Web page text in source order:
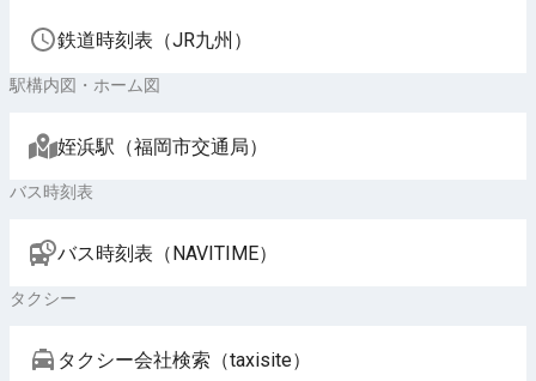
鉄道時刻表（JR九州）
駅構内図・ホーム図
姪浜駅（福岡市交通局）
バス時刻表
バス時刻表（NAVITIME）
タクシー
タクシー会社検索（taxisite）